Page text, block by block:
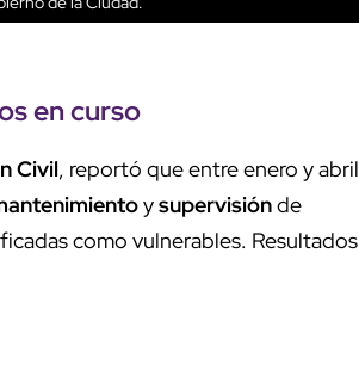
en curso
Civil, reportó que entre enero y abril
ysupervisiónde
como vulnerables. Resultados